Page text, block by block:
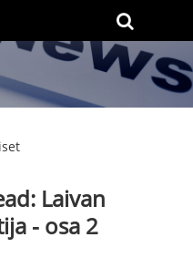
Laivan
- osa 2